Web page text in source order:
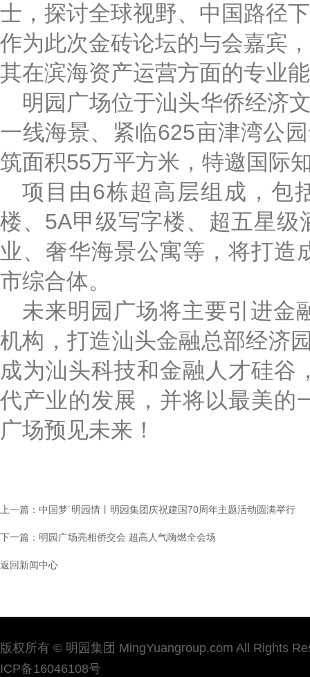
士，探讨全球视野、中国路径
作为此次金砖论坛的与会嘉宾
其在滨海资产运营方面的专业
明园广场位于汕头华侨经济
一线海景、紧临625亩津湾公
筑面积55万平方米，特邀国际
项目由6栋超高层组成，包
楼、5A甲级写字楼、超五星
业、奢华海景公寓等，将打造
市综合体。
未来明园广场将主要引进金
机构，打造汕头金融总部经济
成为汕头科技和金融人才硅谷
代产业的发展，并将以最美的
广场预见未来！
上一篇：中国梦˙明园情丨明园集团庆祝建国70周年主题活动圆满举行
下一篇：明园广场亮相侨交会 超高人气嗨燃全会场
返回新闻中心
版权所有 © 明园集团 MingYuangroup.com All Rights
ICP备16046108号